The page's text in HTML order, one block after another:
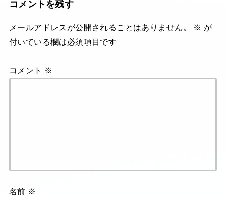
コメントを残す
メールアドレスが公開されることはありません。 ※ が
付いている欄は必須項目です
コメント ※
名前 ※